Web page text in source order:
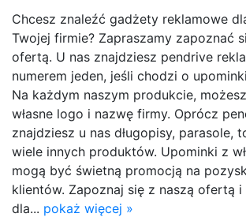
Chcesz znaleźć gadżety reklamowe
Twojej firmie? Zapraszamy zapoznać
ofertą. U nas znajdziesz pendrive
numerem jeden, jeśli chodzi o
Na każdym naszym produkcie,
własne logo i nazwę firmy. Oprócz
znajdziesz u nas długopisy, parasole,
wiele innych produktów. Upominki z
mogą być świetną promocją na
klientów. Zapoznaj się z naszą ofertą
dla... pokaż więcej »